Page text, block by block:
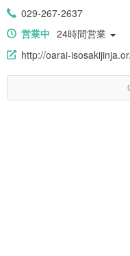
029-267-2637
営業中 24時間営業
http://oarai-